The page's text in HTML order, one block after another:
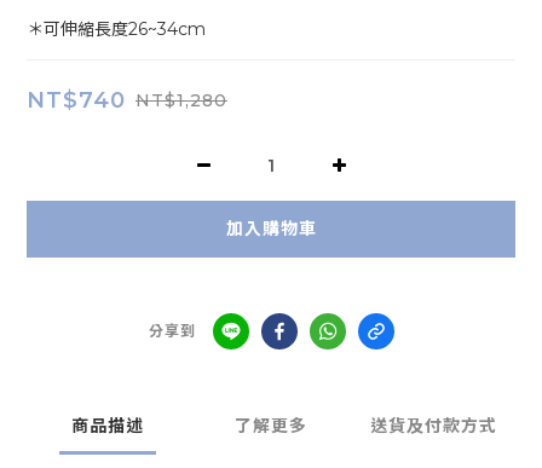
＊可伸縮長度26~34cm
NT$740 NT$1,280
加入購物車
分享到
商品描述 了解更多 送貨及付款方式